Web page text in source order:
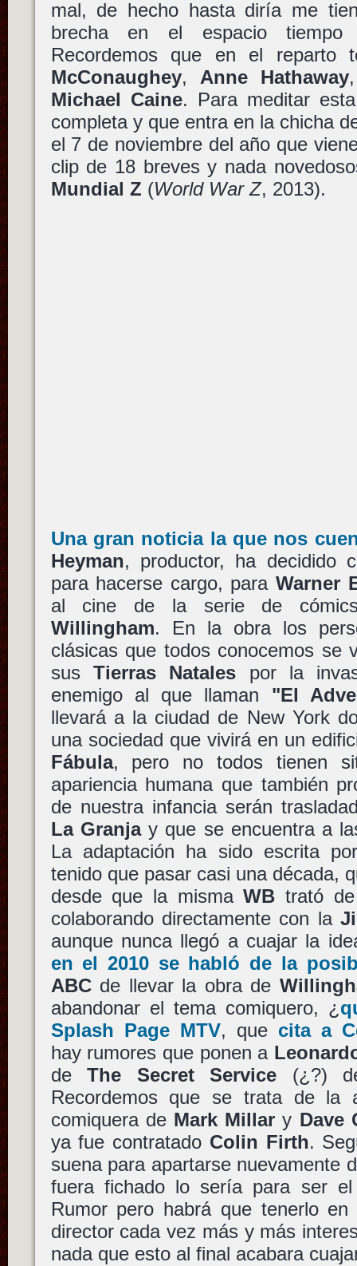
mal, de hecho hasta diría me
brecha en el espacio tiempo
Recordemos que en el reparto
McConaughey, Anne Hathaway
Michael Caine. Para meditar
completa y que entra en la chicha
el 7 de noviembre del año que
clip de 18 breves y nada
Mundial Z (World War Z, 2013).
Una gran noticia la que nos
Heyman, productor, ha decidido
para hacerse cargo, paraWarner
al cine de la serie de
Willingham. En la obra los
clásicas que todos conocemos se
sus Tierras Natales por la
enemigo al que llaman "El
llevará a la ciudad de New York
una sociedad que vivirá en un
Fábula, pero no todos tienen
apariencia humana que también
de nuestra infancia serán
La Granjay que se encuentra a
La adaptación ha sido escrita
tenido que pasar casi una década,
desde que la mismaWB trató
colaborando directamente con la
aunque nunca llegó a cuajar la
en el 2010 se habló de la
ABCde llevar la obra de
abandonar el tema comiquero, ¿
Splash Page MTV, que cita a
hay rumores que ponen a
deThe Secret Service (¿?)
Recordemos que se trata de la
comiquera de Mark Millar y Dave
ya fue contratado Colin Firth.
suena para apartarse nuevamente
fuera fichado lo sería para ser
Rumor pero habrá que tenerlo
director cada vez más y más
nada que esto al final acabara